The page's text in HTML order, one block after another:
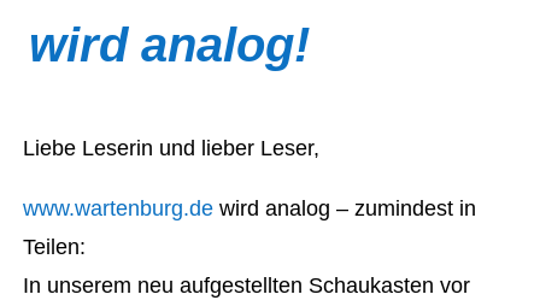
wird analog!
Liebe Leserin und lieber Leser,
www.wartenburg.de wird analog – zumindest in
Teilen:
In unserem neu aufgestellten Schaukasten vor